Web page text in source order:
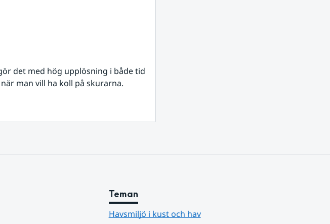
det med hög upplösning i både tid
man vill ha koll på skurarna.
Teman
Havsmiljö i kust och hav